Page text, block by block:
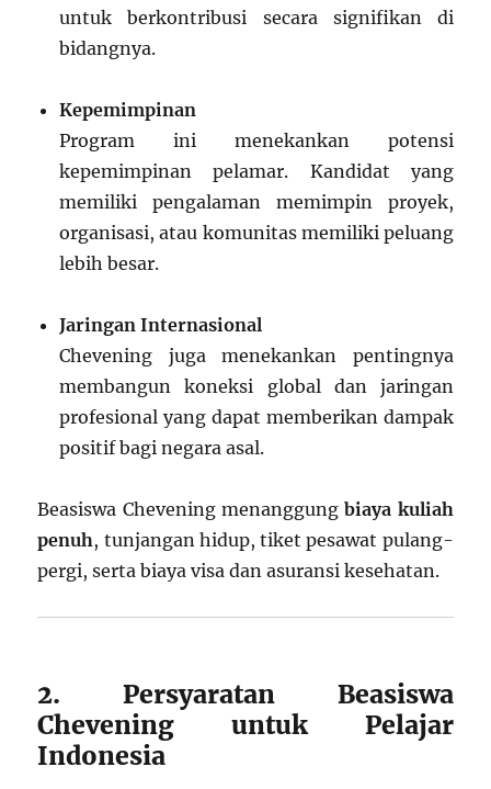
untuk berkontribusi secara signifikan di
bidangnya.
Kepemimpinan
Program ini menekankan potensi
kepemimpinan pelamar. Kandidat yang
memiliki pengalaman memimpin proyek,
organisasi, atau komunitas memiliki peluang
lebih besar.
Jaringan Internasional
Chevening juga menekankan pentingnya
membangun koneksi global dan jaringan
profesional yang dapat memberikan dampak
positif bagi negara asal.
Beasiswa Chevening menanggungbiaya kuliah
penuh, tunjangan hidup, tiket pesawat pulang-
pergi, serta biaya visa dan asuransi kesehatan.
2. Persyaratan Beasiswa
Chevening untuk Pelajar
Indonesia